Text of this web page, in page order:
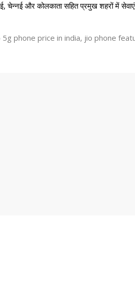
चेन्नई और कोलकाता सहित प्रमुख शहरों में